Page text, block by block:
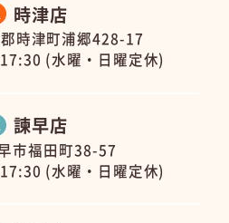
時津店
時津町浦郷428-17
(水曜・日曜定休)
諫早店
市福田町38-57
(水曜・日曜定休)